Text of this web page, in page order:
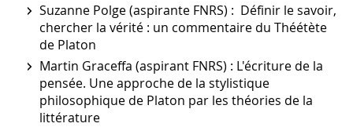
Suzanne Polge (aspirante FNRS) : Définir le savoir,
chercher la vérité : un commentaire du Théétète
de Platon
Martin Graceffa (aspirant FNRS) : L'écriture de la
pensée. Une approche de la stylistique
philosophique de Platon par les théories de la
littérature